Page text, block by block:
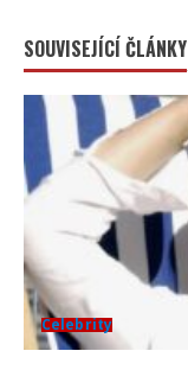
SOUVISEJÍCÍ ČLÁNKY
Celebrity